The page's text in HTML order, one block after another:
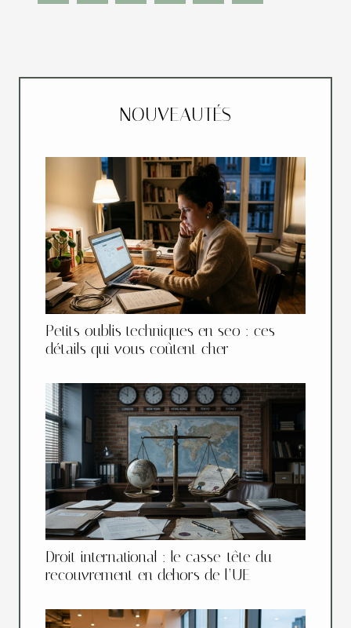
NOUVEAUTÉS
Petits oublis techniques en seo : ces
détails qui vous coûtent cher
Droit international : le casse-tête du
recouvrement en dehors de l’UE